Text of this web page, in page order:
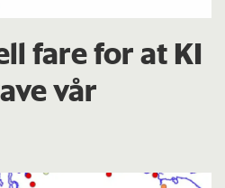
fare for at KI
vår